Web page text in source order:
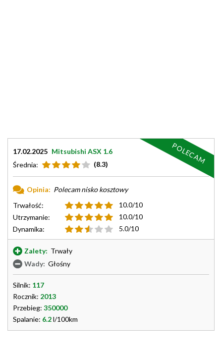
17.02.2025 Mitsubishi ASX 1.6
Średnia:
(8.3)
Opinia: Polecam nisko kosztowy
Trwałość:
10.0/10
Utrzymanie:
10.0/10
Dynamika:
5.0/10
Zalety: Trwały
Wady: Głośny
Silnik: 117
Rocznik: 2013
Przebieg: 350000
Spalanie: 6.2l/100km
POLECAM